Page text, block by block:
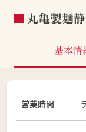
丸亀製麺
基本情
営業時間